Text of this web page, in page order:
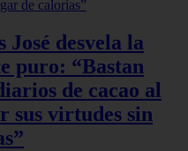
desvela la
puro: “Bastan
de cacao al
sus virtudes sin